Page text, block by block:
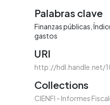
Palabras clave
Finanzas públicas
gastos
URI
http://hdl.handle.net/
Collections
CIENFI - Informes